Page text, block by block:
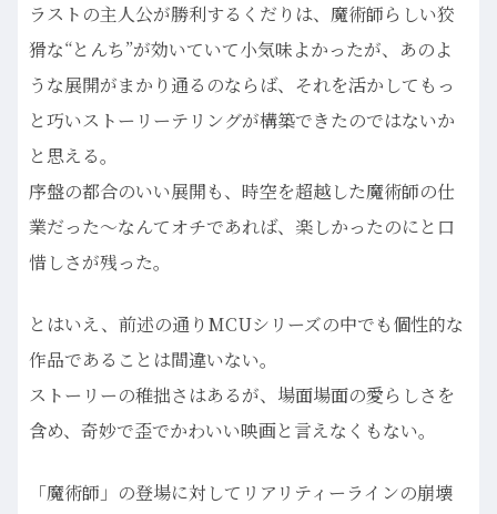
ラストの主人公が勝利するくだりは、魔術師らしい狡
猾な“とんち”が効いていて小気味よかったが、あのよ
うな展開がまかり通るのならば、それを活かしてもっ
と巧いストーリーテリングが構築できたのではないか
と思える。
序盤の都合のいい展開も、時空を超越した魔術師の仕
業だった〜なんてオチであれば、楽しかったのにと口
惜しさが残った。
とはいえ、前述の通りMCUシリーズの中でも個性的な
作品であることは間違いない。
ストーリーの稚拙さはあるが、場面場面の愛らしさを
含め、奇妙で歪でかわいい映画と言えなくもない。
「魔術師」の登場に対してリアリティーラインの崩壊